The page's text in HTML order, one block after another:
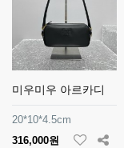
미우미우 아르카디
20*10*4.5cm
316,000원